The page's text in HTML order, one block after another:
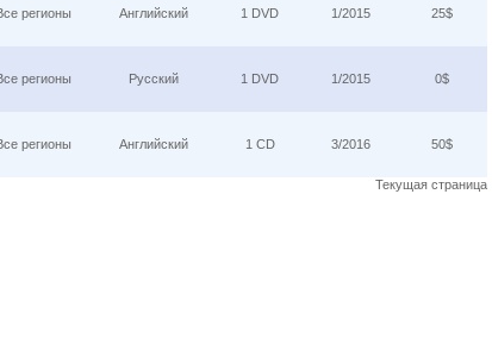
регионы Английский 1 DVD 1/2015 25$
регионы Русский 1 DVD 1/2015 0$
регионы Английский 1 CD 3/2016 50$
Текущая страница